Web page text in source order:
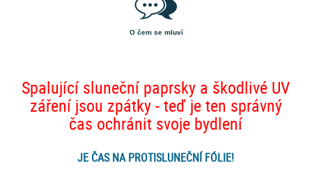
O čem se mluví
Spalující sluneční paprsky a škodlivé UV
záření jsou zpátky - teď je ten správný
čas ochránit svoje bydlení
JE ČAS NA PROTISLUNEČNÍ FÓLIE!